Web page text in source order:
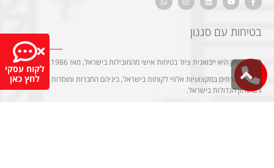
בטיחות עם סגנון
מגן אופטיק היא ייבואנית ציוד בטיחות אישי מהמובילות בישראל, מאז 1986.
אנחנו משרתים במקצועיות אלפי לקוחות בישראל, ביניהם החברות ומוסדות התעשייה
והביטחון הגדולות בישראל.
לקוח עסקי
לחץ כאן
גלילה
לראש
העמוד